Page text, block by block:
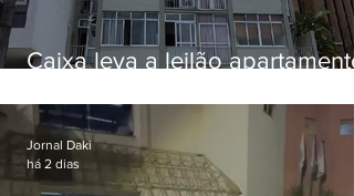
Caixa leva a leilão apartamento
Botafogo
Jornal Daki
há 2 dias